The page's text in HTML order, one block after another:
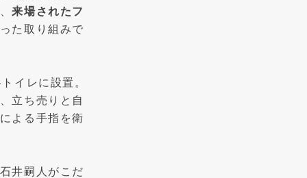
来場されたフ
た取り組みで
イレに設置。
立ち売りと自
よる手指を衛
井嗣人がこだ